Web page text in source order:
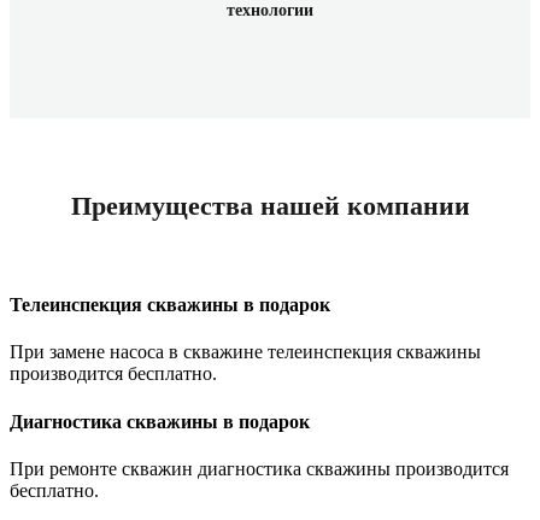
технологии
Преимущества нашей компании
Телеинспекция скважины в подарок
При замене насоса в скважине телеинспекция скважины
производится бесплатно.
Диагностика скважины в подарок
При ремонте скважин диагностика скважины производится
бесплатно.